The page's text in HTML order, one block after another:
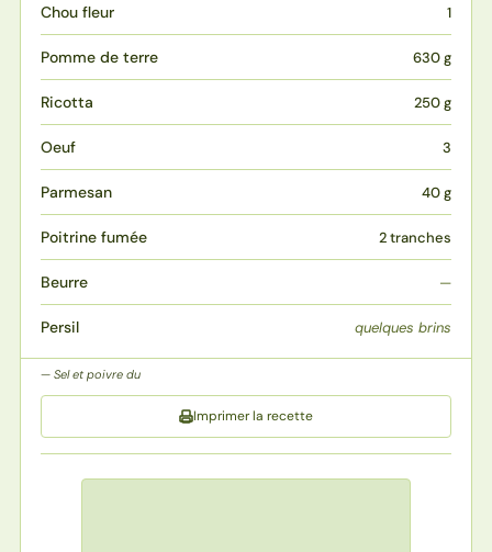
Chou fleur 1
Pomme de terre 630 g
Ricotta 250 g
Oeuf 3
Parmesan 40 g
Poitrine fumée 2 tranches
Beurre —
Persil quelques brins
Sel et poivre du
Imprimer la recette